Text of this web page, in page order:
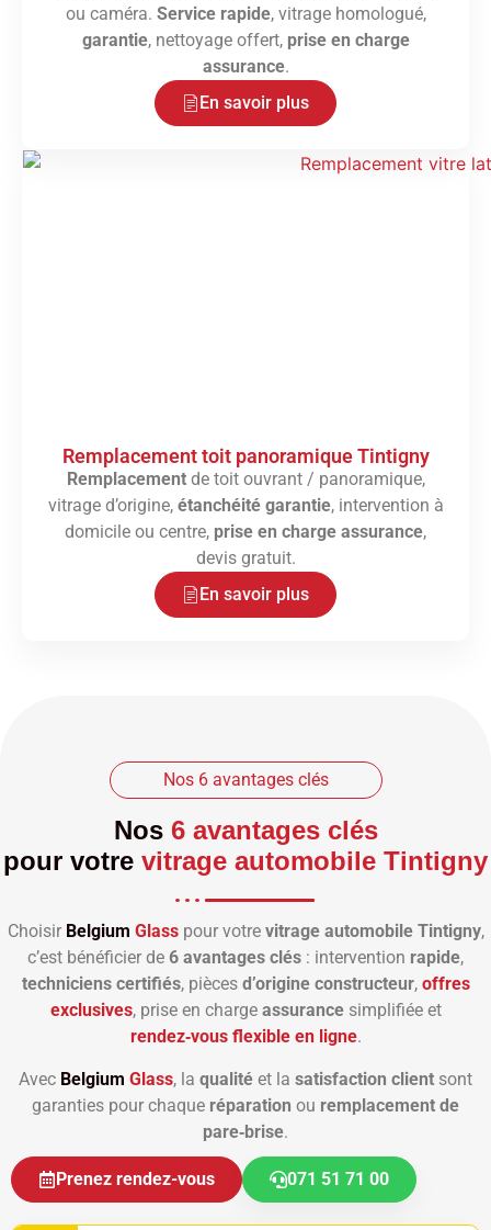
ou caméra. Service rapide, vitrage homologué,
garantie, nettoyage offert, prise en charge
assurance.
En savoir plus
Remplacement toit panoramique Tintigny
Remplacementde toit ouvrant / panoramique,
vitrage d’origine, étanchéité garantie, intervention à
domicile ou centre, prise en charge assurance,
devis gratuit.
En savoir plus
Nos 6 avantages clés
Nos 6 avantages clés
pour votre vitrage automobile Tintigny
Choisir Belgium Glasspour votre vitrage automobile Tintigny,
c’est bénéficier de 6 avantages clés : intervention rapide,
techniciens certifiés, pièces d’origine constructeur, offres
exclusives, prise en charge assurancesimplifiée et
rendez‑vous flexible en ligne.
Avec Belgium Glass, la qualité et la satisfaction client sont
garanties pour chaque réparation ou remplacement de
pare‑brise.
Prenez rendez-vous 071 51 71 00